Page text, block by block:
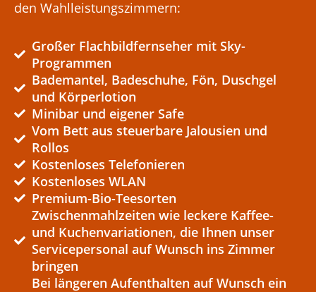
Großer Flachbildfernseher mit Sky-
Programmen
Bademantel, Badeschuhe, Fön, Duschgel
und Körperlotion
Minibar und eigener Safe
Vom Bett aus steuerbare Jalousien und
Rollos
Kostenloses Telefonieren
Kostenloses WLAN
Premium-Bio-Teesorten
Zwischenmahlzeiten wie leckere Kaffee-
und Kuchenvariationen, die Ihnen unser
Servicepersonal auf Wunsch ins Zimmer
bringen
Bei längeren Aufenthalten auf Wunsch ein